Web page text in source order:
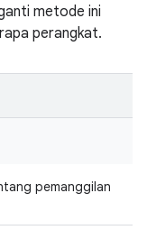
metode ini
perangkat.
pemanggilan